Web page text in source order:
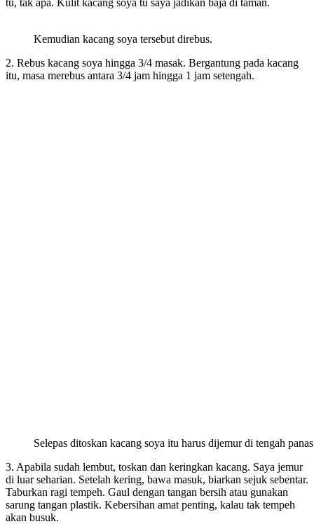
Kemudian kacang soya tersebut direbus.
2. Rebus kacang soya hingga 3/4 masak. Bergantung pada kacang
itu, masa merebus antara 3/4 jam hingga 1 jam setengah.
Selepas ditoskan kacang soya itu harus dijemur di tengah
3. Apabila sudah lembut, toskan dan keringkan kacang. Saya jemur
di luar seharian. Setelah kering, bawa masuk, biarkan sejuk sebentar.
Taburkan ragi tempeh. Gaul dengan tangan bersih atau gunakan
sarung tangan plastik. Kebersihan amat penting, kalau tak tempeh
akan busuk.